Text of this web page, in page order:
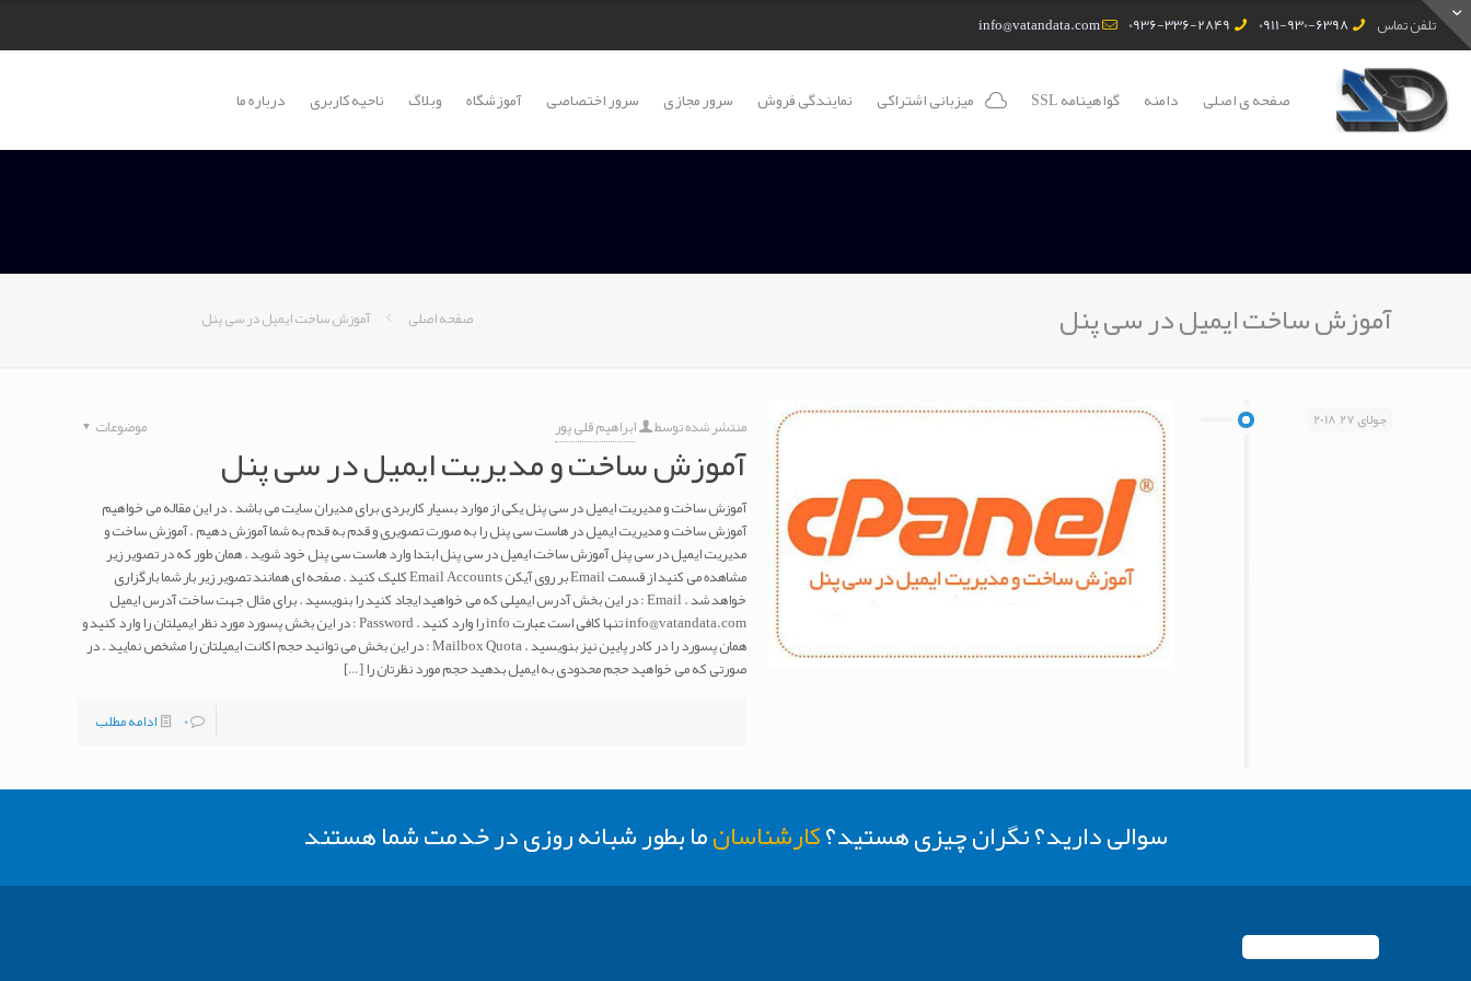
تلفن تماس 0911-930-6398
0936-336-2849
info@vatandata.com
صفحه ی اصلی دامنه گواهینامه SSL میزبانی اشتراکی نمایندگی فروش سرور مجازی سرور اختصاصی آموزشگاه وبلاگ ناحیه کاربری درباره ما
آموزش ساخت ایمیل در سی پنل صفحه اصلی آموزش ساخت ایمیل در سی پنل
جولای 27, 2018 منتشر شده توسط ابراهیم قلی پور موضوعات
آموزش ساخت و مدیریت ایمیل در سی پنل
آموزش ساخت و مدیریت ایمیل در سی پنل یکی از موارد بسیار کاربردی برای مدیران سایت می باشد . در این مقاله می خواهیم
آموزش ساخت و مدیریت ایمیل در هاست سی پنل را به صورت تصویری و قدم به قدم به شما آموزش دهیم . آموزش ساخت و
مدیریت ایمیل در سی پنل آموزش ساخت ایمیل در سی پنل ابتدا وارد هاست سی پنل خود شوید . همان طور که در تصویر زیر
مشاهده می کنید از قسمت Email بر روی آیکن Email Accounts کلیک کنید . صفحه ای همانند تصویر زیر بار شما بارگزاری
خواهد شد . Email : در این بخش آدرس ایمیلی که می خواهید ایجاد کنید را بنویسید . برای مثال جهت ساخت آدرس ایمیل
info@vatandata.com تنها کافی است عبارت info را وارد کنید . Password : در این بخش پسورد مورد نظر ایمیلتان را وارد کنید و
همان پسورد را در کادر پایین نیز بنویسید . Mailbox Quota : در این بخش می توانید حجم اکانت ایمیلتان را مشخص نمایید . در
صورتی که می خواهید حجم محدودی به ایمیل بدهید حجم مورد نظرتان را[…]
0
ادامه مطلب
سوالی دارید؟ نگران چیزی هستید؟کارشناسانما بطور شبانه روزی در خدمت شما هستند